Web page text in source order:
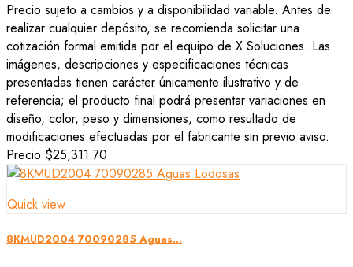
Precio sujeto a cambios y a disponibilidad variable. Antes de
realizar cualquier depósito, se recomienda solicitar una
cotización formal emitida por el equipo de X Soluciones. Las
imágenes, descripciones y especificaciones técnicas
presentadas tienen carácter únicamente ilustrativo y de
referencia; el producto final podrá presentar variaciones en
diseño, color, peso y dimensiones, como resultado de
modificaciones efectuadas por el fabricante sin previo aviso.
Precio $25,311.70
Quick view
8KMUD2004 70090285 Aguas...